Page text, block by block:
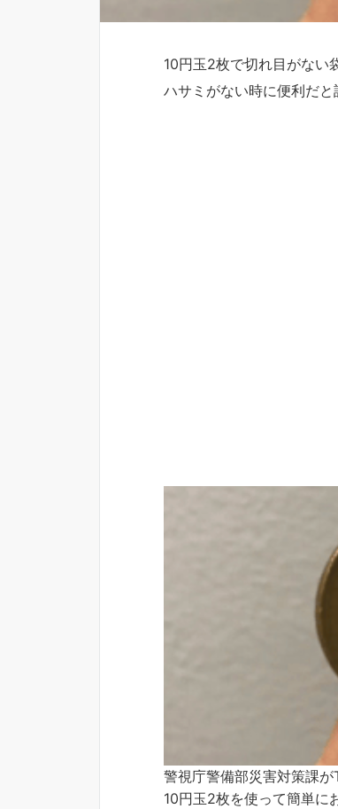
10円玉2枚で切れ目がない
ハサミがない時に便利だ
警視庁警備部災害対策課
10円玉2枚を使って簡単に